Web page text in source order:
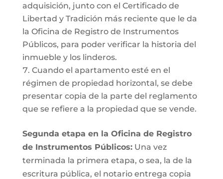
adquisición, junto con el Certificado de
Libertad y Tradición más reciente que le da
la Oficina de Registro de Instrumentos
Públicos, para poder verificar la historia del
inmueble y los linderos.
Cuando el apartamento esté en el
régimen de propiedad horizontal, se debe
presentar copia de la parte del reglamento
que se refiere a la propiedad que se vende.
Segunda etapa en la Oficina de Registro
de Instrumentos Públicos:Una vez
terminada la primera etapa, o sea, la de la
escritura pública, el notario entrega copia